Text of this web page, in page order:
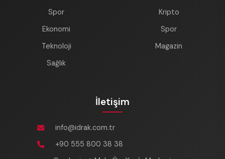
Spor
Ekonomi
Teknoloji
Sağlık
Kripto
Spor
Magazin
İletişim
info@idrak.com.tr
+90 555 800 38 38